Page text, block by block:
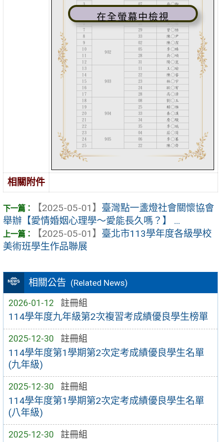
相關公告 (Related News)
2026-01-12 註冊組
114學年度九年級第2次複習考成績優良學生榜單
2025-12-30 註冊組
114學年度第1學期第2次定考成績優良學生名單
(九年級)
2025-12-30 註冊組
114學年度第1學期第2次定考成績優良學生名單
(八年級)
2025-12-30 註冊組
在全螢幕中檢視
相關附件
【2025-05-01】 臺灣點一盞燈社會關懷協會
舉辦【愛情婚姻心理學〜愛能長久嗎？】 ...
【2025-05-01】 臺北市113學年度各級學校
美術班學生作品聯展